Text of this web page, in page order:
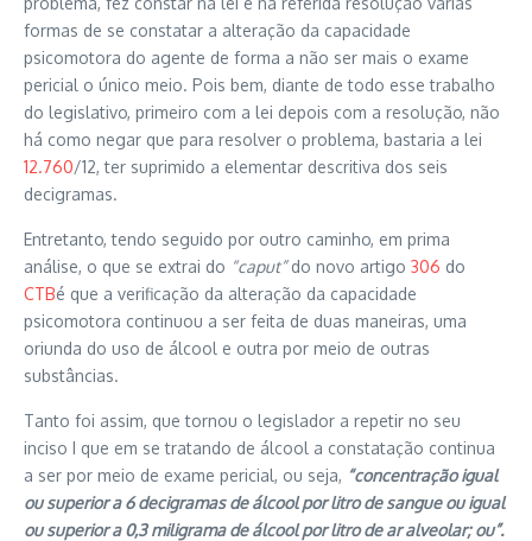
formas de se constatar a alteração da capacidade
psicomotora do agente de forma a não ser mais o exame
pericial o único meio. Pois bem, diante de todo esse trabalho
do legislativo, primeiro com a lei depois com a resolução, não
há como negar que para resolver o problema, bastaria a lei
12.760/12, ter suprimido a elementar descritiva dos seis
decigramas.
Entretanto, tendo seguido por outro caminho, em prima
análise, o que se extrai do “caput”do novo artigo 306 do
CTBé que a verificação da alteração da capacidade
psicomotora continuou a ser feita de duas maneiras, uma
oriunda do uso de álcool e outra por meio de outras
substâncias.
Tanto foi assim, que tornou o legislador a repetir no seu
inciso I que em se tratando de álcool a constatação continua
a ser por meio de exame pericial, ou seja, “concentração igual
ou superior a 6 decigramas de álcool por litro de sangue ou igual
ou superior a 0,3 miligrama de álcool por litro de ar alveolar; ou”.